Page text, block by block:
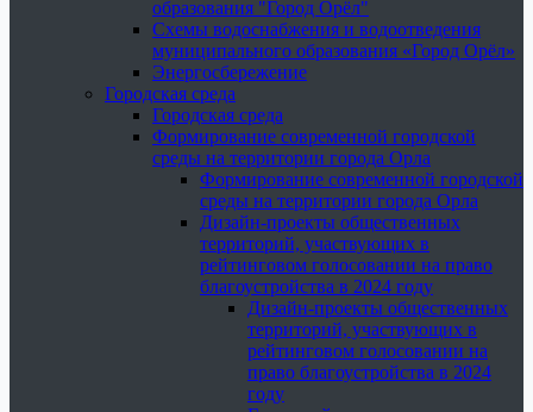
образования "Город Орёл"
Схемы водоснабжения и водоотведения
муниципального образования «Город Орёл»
Энергосбережение
Городская среда
Городская среда
Формирование современной городской
среды на территории города Орла
Формирование современной городской
среды на территории города Орла
Дизайн-проекты общественных
территорий, участвующих в
рейтинговом голосовании на право
благоустройства в 2024 году
Дизайн-проекты общественных
территорий, участвующих в
рейтинговом голосовании на
право благоустройства в 2024
году